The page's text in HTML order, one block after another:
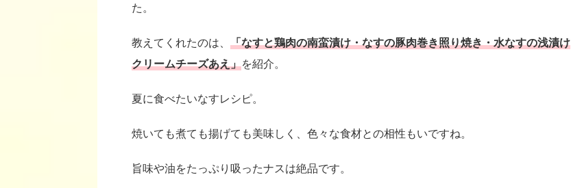
た。
教えてくれたのは、 「なすと鶏肉の南蛮漬け・なすの豚肉巻き照り焼き・水なすの浅漬け
クリームチーズあえ」を紹介。
夏に食べたいなすレシピ。
焼いても煮ても揚げても美味しく、色々な食材との相性もいですね。
旨味や油をたっぷり吸ったナスは絶品です。